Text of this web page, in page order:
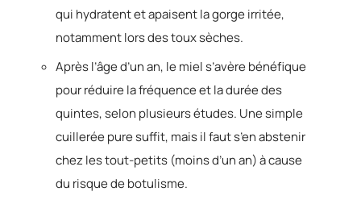
qui hydratent et apaisent la gorge irritée,
notamment lors des toux sèches.
Après l’âge d’un an, le miel s’avère bénéfique
pour réduire la fréquence et la durée des
quintes, selon plusieurs études. Une simple
cuillerée pure suffit, mais il faut s’en abstenir
chez les tout-petits (moins d’un an) à cause
du risque de botulisme.